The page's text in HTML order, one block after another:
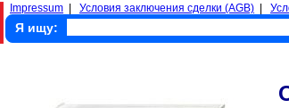
Impressum Условия заключения сделки (AGB)
Я ищу: